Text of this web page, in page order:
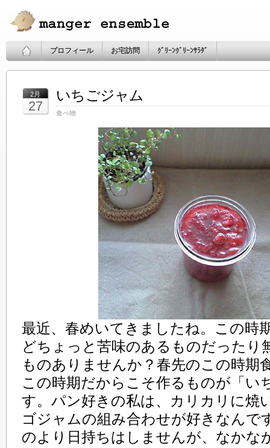
プロフィール お宅訪問 ｸﾞﾘｰﾝｸﾞﾘｰﾝｻﾗﾀﾞ
2月
27
いちごジャム
食べ物
最近、春めいてきましたね。この時
どちょっと苦味のあるものだったり
ものありませんか？春先のこの時期
この時期だからこそ作るものが「い
す。パン好きの私は、カリカリに焼
ゴジャムの組み合わせが好きなんで
のより日持ちはしませんが、なかな